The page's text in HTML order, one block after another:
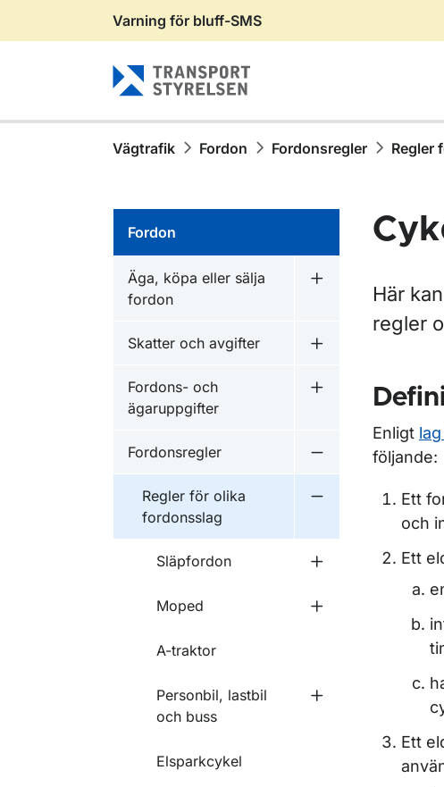
Gå till sidans innehåll
Varning för bluff-SMS
Vägtrafik Fordon Fordonsregler Regler
Fordon
Äga, köpa eller sälja
fordon
Undermeny för
Skatter och avgifter
Undermeny för
Fordons- och
ägaruppgifter
Undermeny för
Fordonsregler
Undermeny för
Regler för olika
fordonsslag
Undermeny för
Släpfordon
Undermeny för
Moped
Undermeny för
A-traktor
Personbil, lastbil
och buss
Undermeny för
Elsparkcykel
Här
regler
Enligt
följande:
Ett
och
Ett
Ett